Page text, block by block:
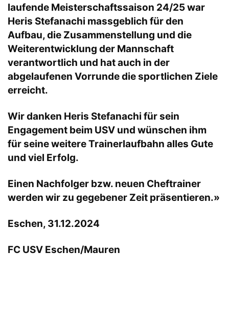
laufende Meisterschaftssaison 24/25 war
Heris Stefanachi massgeblich für den
Aufbau, die Zusammenstellung und die
Weiterentwicklung der Mannschaft
verantwortlich und hat auch in der
abgelaufenen Vorrunde die sportlichen Ziele
erreicht.
Wir danken Heris Stefanachi für sein
Engagement beim USV und wünschen ihm
für seine weitere Trainerlaufbahn alles Gute
und viel Erfolg.
Einen Nachfolger bzw. neuen Cheftrainer
werden wir zu gegebener Zeit präsentieren.»
Eschen, 31.12.2024
FC USV Eschen/Mauren